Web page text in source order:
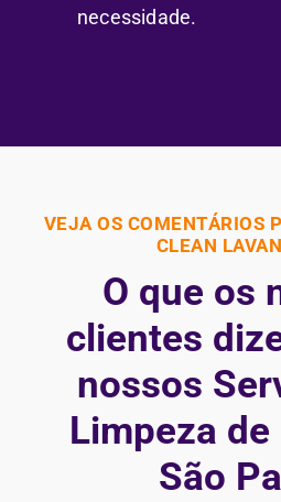
necessidade.
VEJA OS COMENTÁRIOS
CLEAN
O que os
clientes
nossos
Limpeza
São